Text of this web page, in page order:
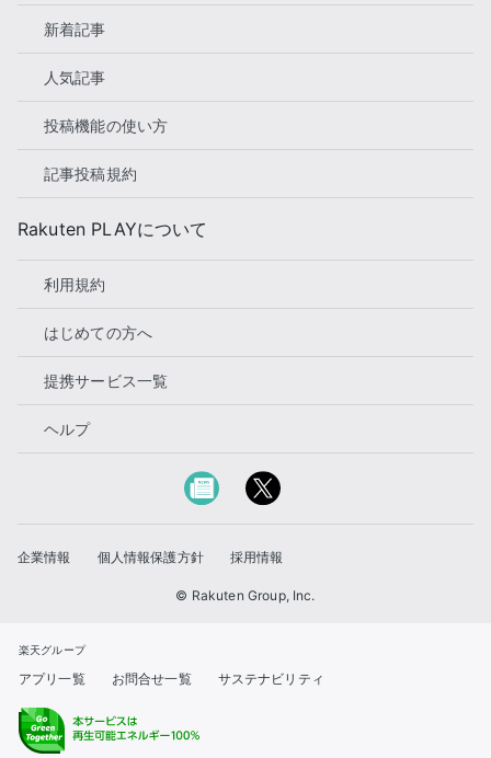
新着記事
人気記事
投稿機能の使い方
記事投稿規約
Rakuten PLAYについて
利用規約
はじめての方へ
提携サービス一覧
ヘルプ
企業情報 個人情報保護方針 採用情報
© Rakuten Group, Inc.
楽天グループ
アプリ一覧 お問合せ一覧 サステナビリティ